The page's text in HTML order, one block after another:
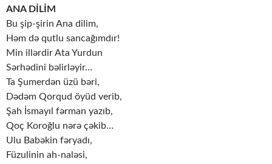
ANA DİLİM
Bu şip-şirin Ana dilim,
Həm də qutlu sancağımdır!
Min illərdir Ata Yurdun
Sərhədini bəlirləyir…
Ta Şumerdən üzü bəri,
Dədəm Qorqud öyüd verib,
Şah İsmayıl fərman yazıb,
Qoç Koroğlu nərə çəkib…
Ulu Babəkin fəryadı,
Füzulinin ah-naləsi,